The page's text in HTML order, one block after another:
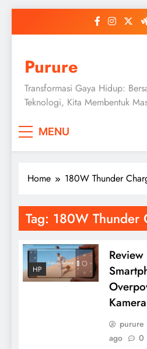
Purure
Transformasi Gaya Hidup:
Teknologi, Kita Membentuk
MENU
Home 180W Thunder
Tag: 180W Thunder
HP
purure
ago
0